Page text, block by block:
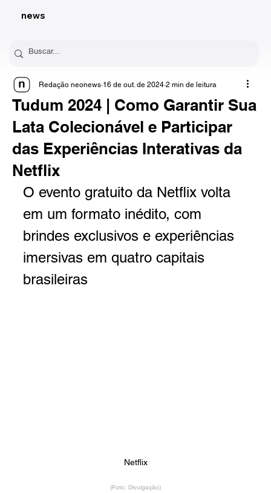
news
Tudum 2024 | Como Garantir Sua
Lata Colecionável e Participar
das Experiências Interativas da
Netflix
Redação neonews 16 de out. de 2024 2 min de leitura
O evento gratuito da Netflix volta
em um formato inédito, com
brindes exclusivos e experiências
imersivas em quatro capitais
brasileiras
Netflix
(Foto: Divulgação)